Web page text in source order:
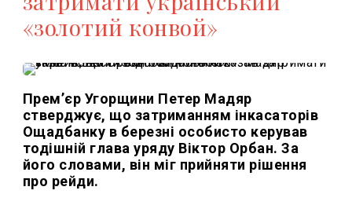
«золотий конвой»
Премʼєр Угорщини Петер Мадяр
стверджує, що затриманням інкасаторів
Ощадбанку в березні особисто керував
тодішній глава уряду Віктор Орбан. За
його словами, він міг прийняти рішення
про рейди.